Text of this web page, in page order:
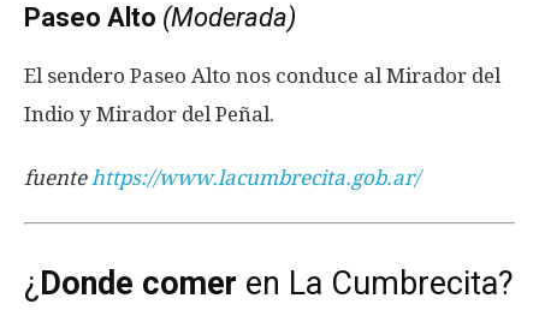
Paseo Alto (Moderada)
El sendero Paseo Alto nos conduce al Mirador del
Indio y Mirador del Peñal.
fuente https://www.lacumbrecita.gob.ar/
¿ Donde comer en La Cumbrecita?